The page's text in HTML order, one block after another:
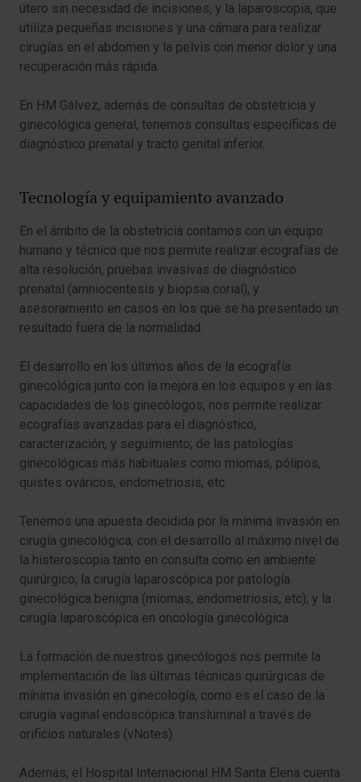
útero sin necesidad de incisiones, y la laparoscopia, que
utiliza pequeñas incisiones y una cámara para realizar
cirugías en el abdomen y la pelvis con menor dolor y una
recuperación más rápida.
En HM Gálvez, además de consultas de obstetricia y
ginecológica general, tenemos consultas específicas de
diagnóstico prenatal y tracto genital inferior.
Tecnología y equipamiento avanzado
En el ámbito de la obstetricia contamos con un equipo
humano y técnico que nos permite realizar ecografías de
alta resolución, pruebas invasivas de diagnóstico
prenatal (amniocentesis y biopsia corial), y
asesoramiento en casos en los que se ha presentado un
resultado fuera de la normalidad.
El desarrollo en los últimos años de la ecografía
ginecológica junto con la mejora en los equipos y en las
capacidades de los ginecólogos, nos permite realizar
ecografías avanzadas para el diagnóstico,
caracterización, y seguimiento; de las patologías
ginecológicas más habituales como miomas, pólipos,
quistes ováricos, endometriosis, etc.
Tenemos una apuesta decidida por la mínima invasión en
cirugía ginecológica, con el desarrollo al máximo nivel de
la histeroscopia tanto en consulta como en ambiente
quirúrgico; la cirugía laparoscópica por patología
ginecológica benigna (miomas, endometriosis, etc); y la
cirugía laparoscópica en oncología ginecológica.
La formación de nuestros ginecólogos nos permite la
implementación de las últimas técnicas quirúrgicas de
mínima invasión en ginecología, como es el caso de la
cirugía vaginal endoscópica transluminal a través de
orificios naturales (vNotes).
Además, el Hospital Internacional HM Santa Elena cuenta